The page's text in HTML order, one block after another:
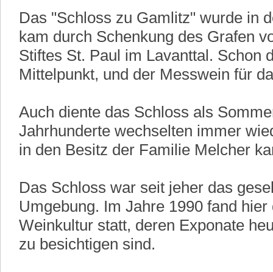
Das "Schloss zu Gamlitz" wurde in
kam durch Schenkung des Grafen
Stiftes St. Paul im Lavanttal. Schon
Mittelpunkt, und der Messwein für
Auch diente das Schloss als
Jahrhunderte wechselten immer
in den Besitz der Familie Melcher
Das Schloss war seit jeher das
Umgebung. Im Jahre 1990 fand
Weinkultur statt, deren Exponate
zu besichtigen sind.